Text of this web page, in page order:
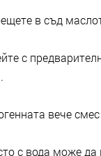
в съд
с
вече
с вода може да